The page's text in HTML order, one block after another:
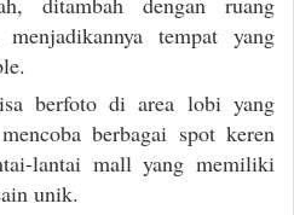
tempat yang
berfoto di area lobi yang
berbagai spot keren
lantai mall yang memiliki
unik.